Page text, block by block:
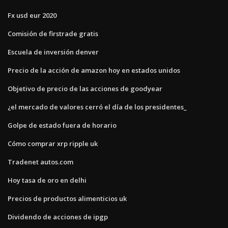
Fx usd eur 2020
Comisión de firstrade gratis
Escuela de inversión denver
Precio de la acción de amazon hoy en estados unidos
Objetivo de precio de las acciones de goodyear
¿el mercado de valores cerró el día de los presidentes_
Golpe de estado fuera de horario
Cómo comprar xrp ripple uk
Tradenet autos.com
Hoy tasa de oro en delhi
Precios de productos alimenticios uk
Dividendo de acciones de ipgp